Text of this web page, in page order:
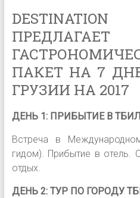
ПРЕДЛАГАЕТ
ПАКЕТ НА 7
ГРУЗИИ НА 2017
ДЕНЬ 1: ПРИБЫТИЕ В
Встреча в
гидом). Прибытие в отель.
отдых.
ДЕНЬ 2: ТУР ПО ГОРОДУ